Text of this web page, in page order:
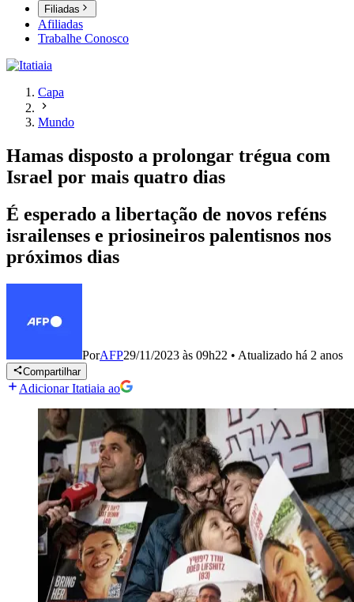
Filiadas
Afiliadas
Trabalhe Conosco
Capa
Mundo
Hamas disposto a prolongar trégua com
Israel por mais quatro dias
É esperado a libertação de novos reféns
israilenses e priosineiros palentisnos nos
próximos dias
PorAFP29/11/2023 às 09h22 • Atualizado há 2 anos
Compartilhar
Adicionar Itatiaia ao